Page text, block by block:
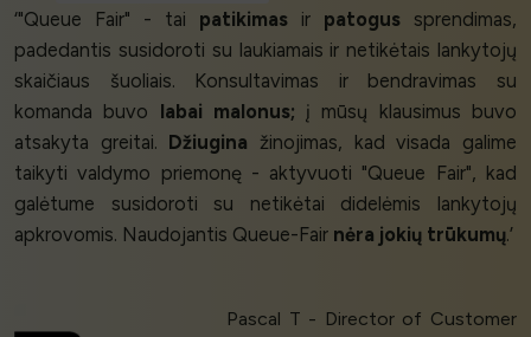
‘"Queue Fair" - tai patikimas ir patogus sprendimas,
padedantis susidoroti su laukiamais ir netikėtais lankytojų
skaičiaus šuoliais. Konsultavimas ir bendravimas su
komanda buvo labai malonus; į mūsų klausimus buvo
atsakyta greitai. Džiugina žinojimas, kad visada galime
taikyti valdymo priemonę - aktyvuoti "Queue Fair", kad
galėtume susidoroti su netikėtai didelėmis lankytojų
apkrovomis. Naudojantis Queue-Fair nėra jokių trūkumų.’
Pascal T - Director of Customer